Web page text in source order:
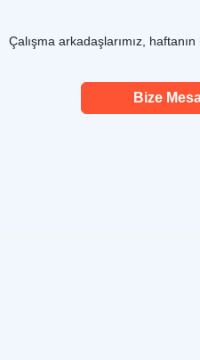
Çalışma arkadaşlarımız,
Bize